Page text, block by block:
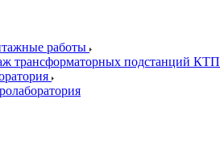
работы
трансформаторных подстанций КТП